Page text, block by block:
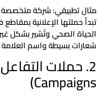
مثال تطبيقي: شركة متخصصة
تبدأ حملتها الإعلانية
الحياة الصحي وتُشير بشكل
شعارات بسيطة واسم
Campaigns)